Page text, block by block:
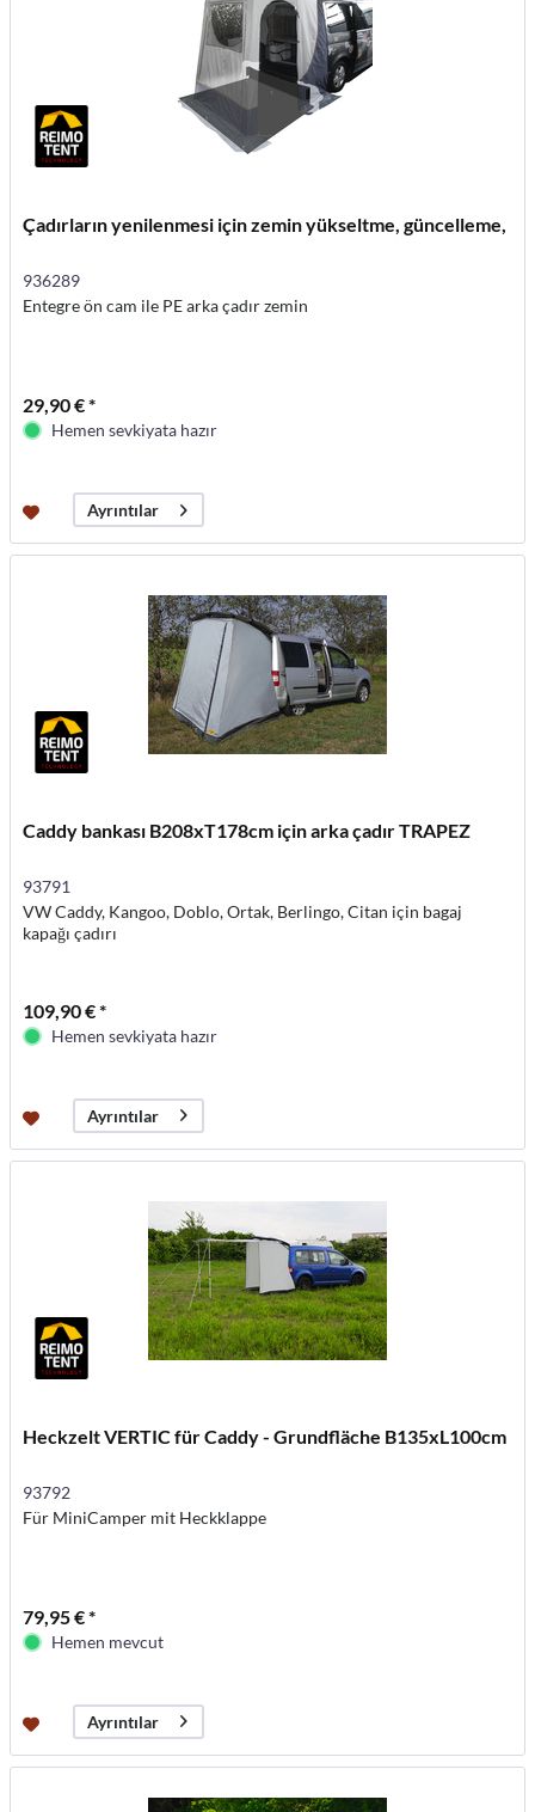
Çadırların yenilenmesi için zemin yükseltme, güncelleme,
936289
Entegre ön cam ile PE arka çadır zemin
29,90 € *
Hemen sevkiyata hazır
Ayrıntılar
Caddy bankası B208xT178cm için arka çadır TRAPEZ
93791
VW Caddy, Kangoo, Doblo, Ortak, Berlingo, Citan için bagaj
kapağı çadırı
109,90 € *
Hemen sevkiyata hazır
Ayrıntılar
Heckzelt VERTIC für Caddy - Grundfläche B135xL100cm
93792
Für MiniCamper mit Heckklappe
79,95 € *
Hemen mevcut
Ayrıntılar